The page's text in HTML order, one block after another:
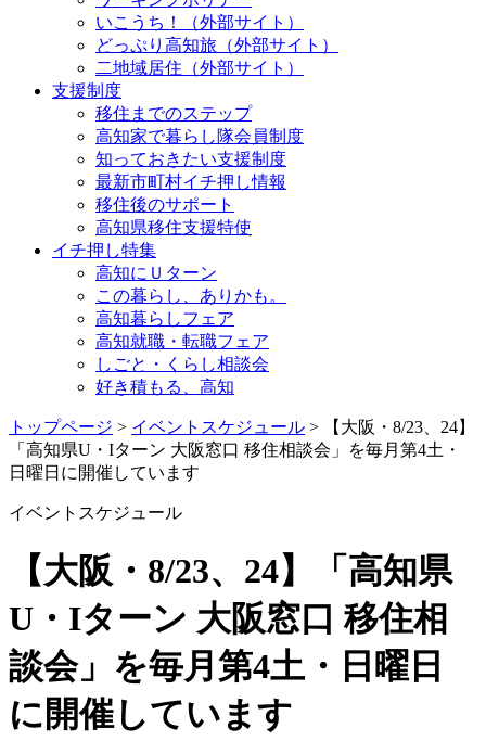
いこうち！（外部サイト）
どっぷり高知旅（外部サイト）
二地域居住（外部サイト）
支援制度
移住までのステップ
高知家で暮らし隊会員制度
知っておきたい支援制度
最新市町村イチ押し情報
移住後のサポート
高知県移住支援特使
イチ押し特集
高知にＵターン
この暮らし、ありかも。
高知暮らしフェア
高知就職・転職フェア
しごと・くらし相談会
好き積もる、高知
トップページ > イベントスケジュール > 【大阪・8/23、24】
「高知県U・Iターン 大阪窓口 移住相談会」を毎月第4土・
日曜日に開催しています
イベントスケジュール
【大阪・8/23、24】「高知県
U・Iターン 大阪窓口 移住相
談会」を毎月第4土・日曜日
に開催しています